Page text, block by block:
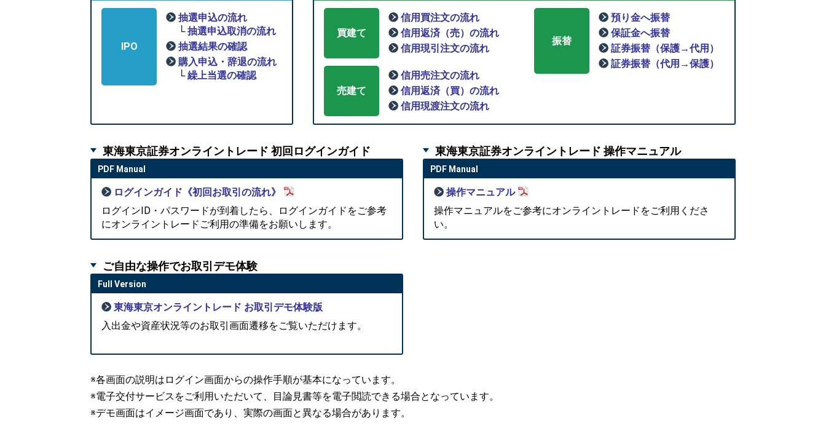
IPO
抽選申込の流れ
└抽選申込取消の流れ
抽選結果の確認
購入申込・辞退の流れ
└繰上当選の確認
買建て
信用買注文の流れ
信用返済（売）の流れ
信用現引注文の流れ
売建て
信用売注文の流れ
信用返済（買）の流れ
信用現渡注文の流れ
振替
預り金へ振替
保証金へ振替
証券振替（保護→代用）
証券振替（代用→保護）
東海東京証券オンライントレード 初回ログインガイド
PDF Manual
ログインガイド《初回お取引の流れ》
ログインID・パスワードが到着したら、ログインガイドをご参考
にオンライントレードご利用の準備をお願いします。
東海東京証券オンライントレード 操作マニュアル
PDF Manual
操作マニュアル
操作マニュアルをご参考にオンライントレードをご利用くださ
い。
ご自由な操作でお取引デモ体験
Full Version
東海東京オンライントレード お取引デモ体験版
入出金や資産状況等のお取引画面遷移をご覧いただけます。
※各画面の説明はログイン画面からの操作手順が基本になっています。
※電子交付サービスをご利用いただいて、目論見書等を電子閲読できる場合となっています。
※デモ画面はイメージ画面であり、実際の画面と異なる場合があります。